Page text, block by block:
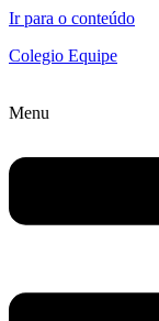
Ir para o conteúdo
Colegio Equipe
Menu